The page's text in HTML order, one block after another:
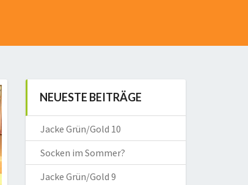
NEUESTE BEITRÄGE
Jacke Grün/Gold 10
Socken im Sommer?
Jacke Grün/Gold 9